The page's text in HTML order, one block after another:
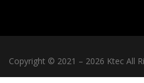
Copyright © 2021 – 2026 Ktec All